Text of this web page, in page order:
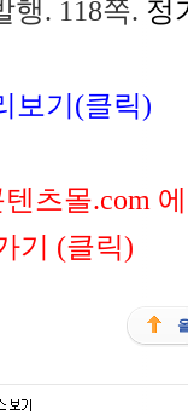
행. 118쪽. 정
보기(클릭)
츠몰.com
기 (클릭)